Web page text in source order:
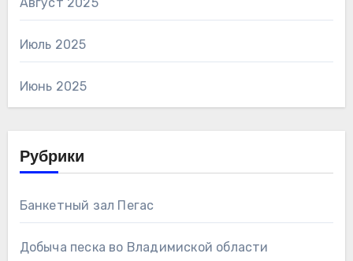
Июль 2025
Июнь 2025
Рубрики
Банкетный зал Пегас
Добыча песка во Владимиской области